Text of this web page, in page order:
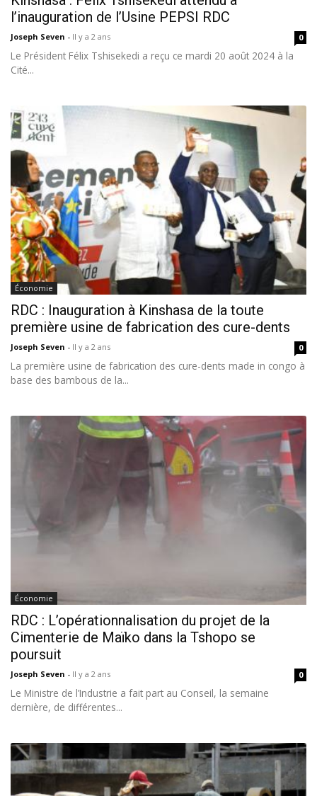
l’inauguration de l’Usine PEPSI RDC
Joseph Seven - Il y a 2 ans 0
Le Président Félix Tshisekedi a reçu ce mardi 20 août 2024 à la
Cité...
Économie
RDC : Inauguration à Kinshasa de la toute
première usine de fabrication des cure-dents
Joseph Seven - Il y a 2 ans 0
La première usine de fabrication des cure-dents made in congo à
base des bambous de la...
Économie
RDC : L’opérationnalisation du projet de la
Cimenterie de Maïko dans la Tshopo se
poursuit
Joseph Seven - Il y a 2 ans 0
Le Ministre de l’Industrie a fait part au Conseil, la semaine
dernière, de différentes...